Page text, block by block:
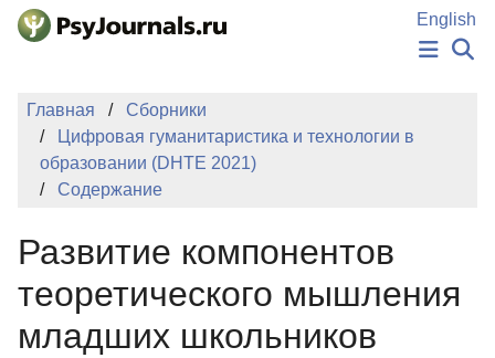
Перейти к основному содержанию
English
НОВОСТИ
АВТОРЫ
ПОДАТЬ РУКОПИСЬ
Регистрация
Вход
Главная
Сборники
Цифровая гуманитаристика и технологии в
образовании (DHTE 2021)
Содержание
Развитие компонентов
теоретического мышления
младших школьников